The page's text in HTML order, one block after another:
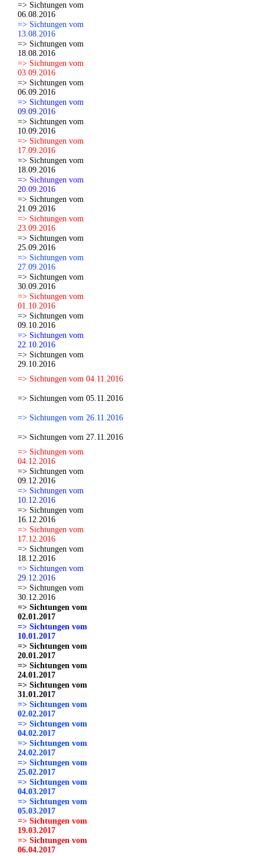
=> Sichtungen vom
06.08.2016
=> Sichtungen vom
13.08.2016
=> Sichtungen vom
18.08.2016
=> Sichtungen vom
03.09.2016
=> Sichtungen vom
06.09.2016
=> Sichtungen vom
09.09.2016
=> Sichtungen vom
10.09.2016
=> Sichtungen vom
17.09.2016
=> Sichtungen vom
18.09.2016
=> Sichtungen vom
20.09.2016
=> Sichtungen vom
21.09.2016
=> Sichtungen vom
23.09.2016
=> Sichtungen vom
25.09.2016
=> Sichtungen vom
27.09.2016
=> Sichtungen vom
30.09.2016
=> Sichtungen vom
01.10.2016
=> Sichtungen vom
09.10.2016
=> Sichtungen vom
22.10.2016
=> Sichtungen vom
29.10.2016
=> Sichtungen vom 04.11.2016
=> Sichtungen vom 05.11.2016
=> Sichtungen vom 26.11.2016
=> Sichtungen vom 27.11.2016
=> Sichtungen vom
04.12.2016
=> Sichtungen vom
09.12.2016
=> Sichtungen vom
10.12.2016
=> Sichtungen vom
16.12.2016
=> Sichtungen vom
17.12.2016
=> Sichtungen vom
18.12.2016
=> Sichtungen vom
29.12.2016
=> Sichtungen vom
30.12.2016
=> Sichtungen vom
02.01.2017
=> Sichtungen vom
10.01.2017
=> Sichtungen vom
20.01.2017
=> Sichtungen vom
24.01.2017
=> Sichtungen vom
31.01.2017
=> Sichtungen vom
02.02.2017
=> Sichtungen vom
04.02.2017
=> Sichtungen vom
24.02.2017
=> Sichtungen vom
25.02.2017
=> Sichtungen vom
04.03.2017
=> Sichtungen vom
05.03.2017
=> Sichtungen vom
19.03.2017
=> Sichtungen vom
06.04.2017